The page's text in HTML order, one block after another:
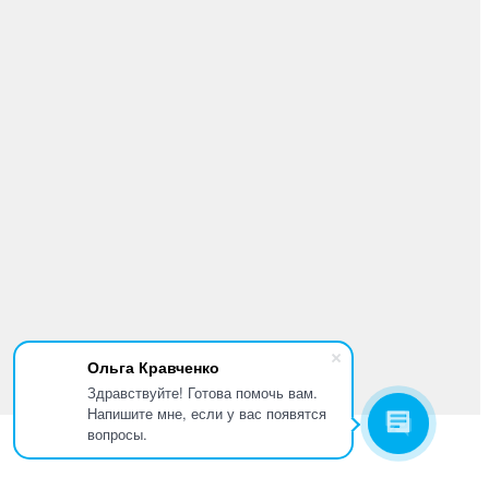
Ольга Кравченко
Здравствуйте! Готова помочь вам.
Напишите мне, если у вас появятся
вопросы.